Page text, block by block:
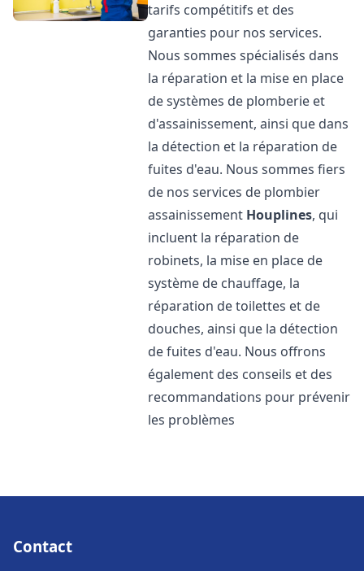
tarifs compétitifs et des
garanties pour nos services.
Nous sommes spécialisés dans
la réparation et la mise en place
de systèmes de plomberie et
d'assainissement, ainsi que dans
la détection et la réparation de
fuites d'eau. Nous sommes fiers
de nos services de plombier
assainissement Houplines, qui
incluent la réparation de
robinets, la mise en place de
système de chauffage, la
réparation de toilettes et de
douches, ainsi que la détection
de fuites d'eau. Nous offrons
également des conseils et des
recommandations pour prévenir
les problèmes
Contact